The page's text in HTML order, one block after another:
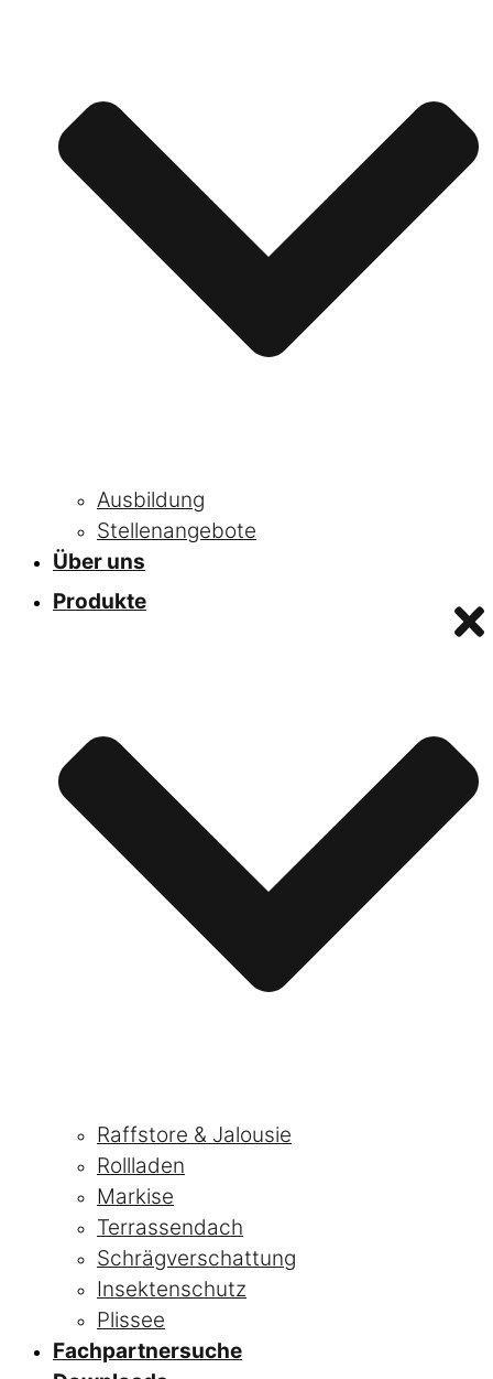
Ausbildung
Stellenangebote
Über uns
Produkte
Raffstore & Jalousie
Rollladen
Markise
Terrassendach
Schrägverschattung
Insektenschutz
Plissee
Fachpartnersuche